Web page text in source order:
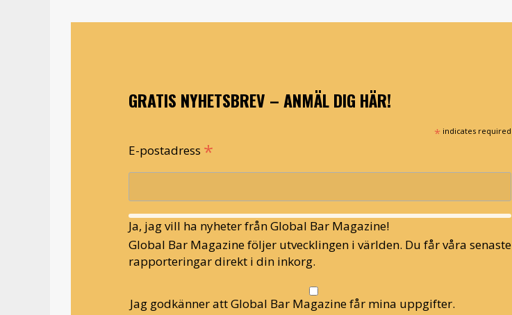
GRATIS NYHETSBREV – ANMÄL DIG HÄR!
* indicates required
E-postadress *
Ja, jag vill ha nyheter från Global Bar Magazine!
Global Bar Magazine följer utvecklingen i världen. Du får våra senaste
rapporteringar direkt i din inkorg.
Jag godkänner att Global Bar Magazine får mina uppgifter.